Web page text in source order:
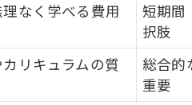
なく学べる費用
短期間
択肢
リキュラムの質
総合的
重要